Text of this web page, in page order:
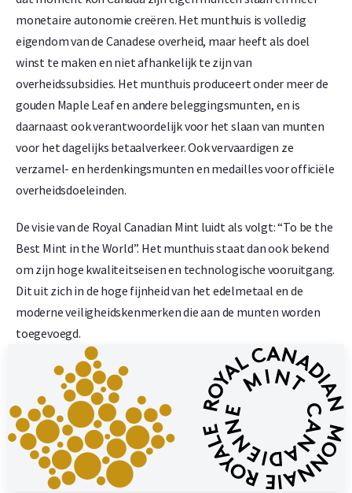
voorzijde staat het officiële portret van Koningin Elizabeth
II (2014–2023) of Koning Charles III (2024–heden), vergezeld
van het uitgiftejaar en de nominale waarde van 0,5 Canadese
dollars. De achterzijde, ontworpen door Walter Ott, toont
het iconische esdoornblad – het nationale symbool van
Canada – samen met het gewicht en de zuiverheid: “9999
FINE GOLD / OR PUR”. Sinds de introductie van de munt is dit
ontwerp nauwelijks veranderd.
Wilt u uwgouden munten verkopen? Holland Gold biedt een
terugkoopgarantie op deze munt. Ook munten die u niet bij
ons hebt gekocht, kopen wij in. Op onze website onder het
kopje ‘verkopen aan ons’ kunt u zien wat wij voor de munt
betalen.
monetaire autonomie creëren. Het munthuis is volledig
eigendom van de Canadese overheid, maar heeft als doel
winst te maken en niet afhankelijk te zijn van
overheidssubsidies. Het munthuis produceert onder meer de
gouden Maple Leaf en andere beleggingsmunten, en is
daarnaast ook verantwoordelijk voor het slaan van munten
voor het dagelijks betaalverkeer. Ook vervaardigen ze
verzamel- en herdenkingsmunten en medailles voor officiële
overheidsdoeleinden.
De visie van de Royal Canadian Mint luidt als volgt: “To be the
Best Mint in the World”. Het munthuis staat dan ook bekend
om zijn hoge kwaliteitseisen en technologische vooruitgang.
Dit uit zich in de hoge fijnheid van het edelmetaal en de
moderne veiligheidskenmerken die aan de munten worden
toegevoegd.